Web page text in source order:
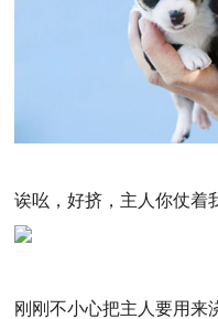
诶吆，好挤，主人你仗着
刚刚不小心把主人要用来